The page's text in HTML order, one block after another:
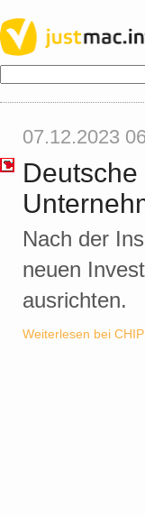
07.12.2023
Nach der
neuen
ausrichten.
Weiterlesen bei CHIP